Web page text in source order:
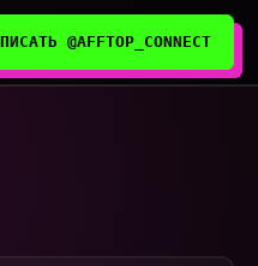
@AFFTOP_CONNECT